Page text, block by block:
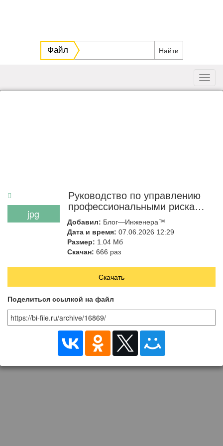
Файл
jpg
Руководство по управлению
профессиональными рисками
— Меры защиты от
спотыкания
Добавил: Блог—Инженера™
Дата и время: 07.06.2026 12:29
Размер: 1.04 Мб
Скачан: 666 раз
Скачать
Поделиться ссылкой на файл